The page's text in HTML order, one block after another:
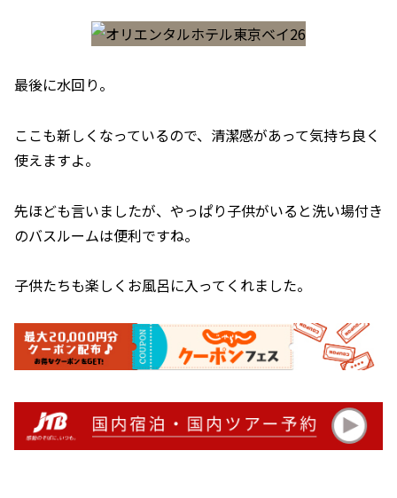
最後に水回り。
ここも新しくなっているので、清潔感があって気持ち良く
使えますよ。
先ほども言いましたが、やっぱり子供がいると洗い場付き
のバスルームは便利ですね。
子供たちも楽しくお風呂に入ってくれました。